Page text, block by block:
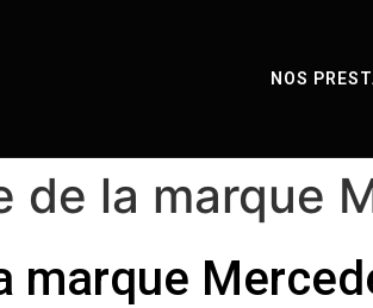
NOS
de la marque
marque